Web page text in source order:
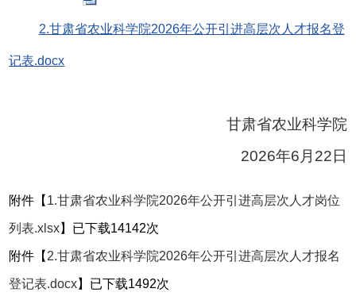
2.甘肃省农业科学院2026年公开引进高层次人才报名登
记表.docx
甘肃省农业科学院
2026年6月22日
附件【 1.甘肃省农业科学院2026年公开引进高层次人才岗位
列表.xlsx】已下载14142次
附件【 2.甘肃省农业科学院2026年公开引进高层次人才报名
登记表.docx】已下载1492次